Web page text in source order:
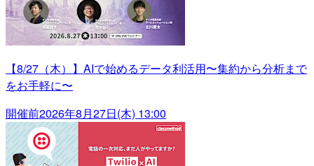
【8/27（木）】AIで始めるデータ利活用〜集約から分析まで
をお手軽に〜
開催前2026年8月27日(木) 13:00